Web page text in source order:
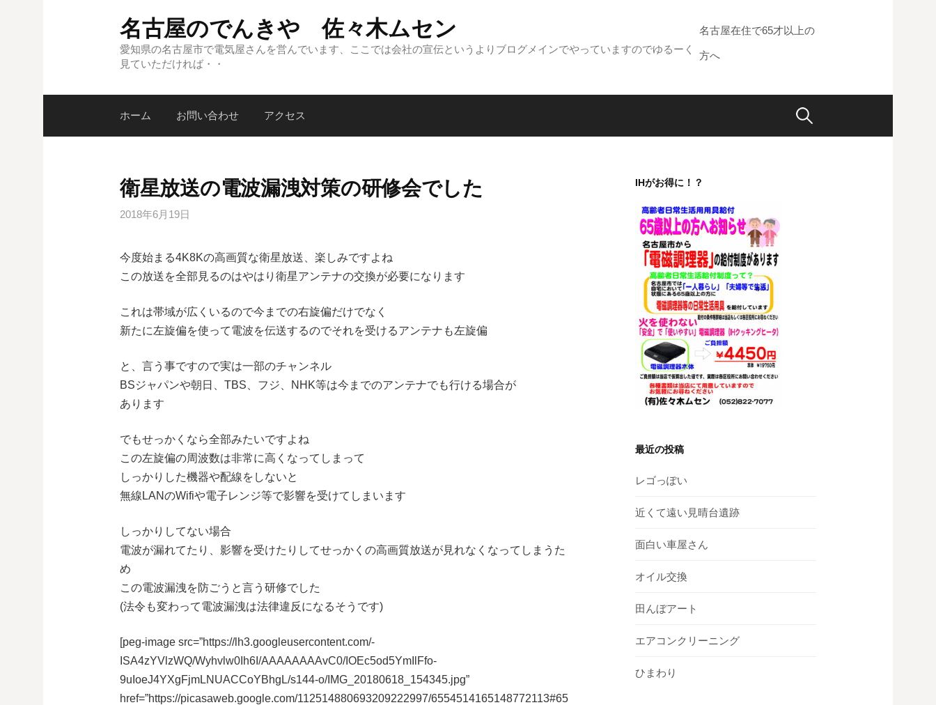
キ
名古屋のでんきや 佐々木ムセン
愛知県の名古屋市で電気屋さんを営んでいます、ここでは会社の宣伝というよりブログメインでやっていますのでゆるーく
見ていただければ・・
名古屋在住で65才以上の
方へ
ホーム お問い合わせ アクセス 検
衛星放送の電波漏洩対策の研修会でした
2018年6月19日
今度始まる4K8Kの高画質な衛星放送、楽しみですよね
この放送を全部見るのはやはり衛星アンテナの交換が必要になります
これは帯域が広くいるので今までの右旋偏だけでなく
新たに左旋偏を使って電波を伝送するのでそれを受けるアンテナも左旋偏
と、言う事ですので実は一部のチャンネル
BSジャパンや朝日、TBS、フジ、NHK等は今までのアンテナでも行ける場合が
あります
でもせっかくなら全部みたいですよね
この左旋偏の周波数は非常に高くなってしまって
しっかりした機器や配線をしないと
無線LANのWifiや電子レンジ等で影響を受けてしまいます
しっかりしてない場合
電波が漏れてたり、影響を受けたりしてせっかくの高画質放送が見れなくなってしまうた
め
この電波漏洩を防ごうと言う研修でした
(法令も変わって電波漏洩は法律違反になるそうです)
[peg-image src=”https://lh3.googleusercontent.com/-
ISA4zYVlzWQ/Wyhvlw0Ih6I/AAAAAAAAvC0/IOEc5od5YmIlFfo-
9uIoeJ4YXgFjmLNUACCoYBhgL/s144-o/IMG_20180618_154345.jpg”
href=”https://picasaweb.google.com/112514880693209222997/6554514165148772113#65
IHがお得に！？
最近の投稿
レゴっぽい
近くて遠い見晴台遺跡
面白い車屋さん
オイル交換
田んぼアート
エアコンクリーニング
ひまわり